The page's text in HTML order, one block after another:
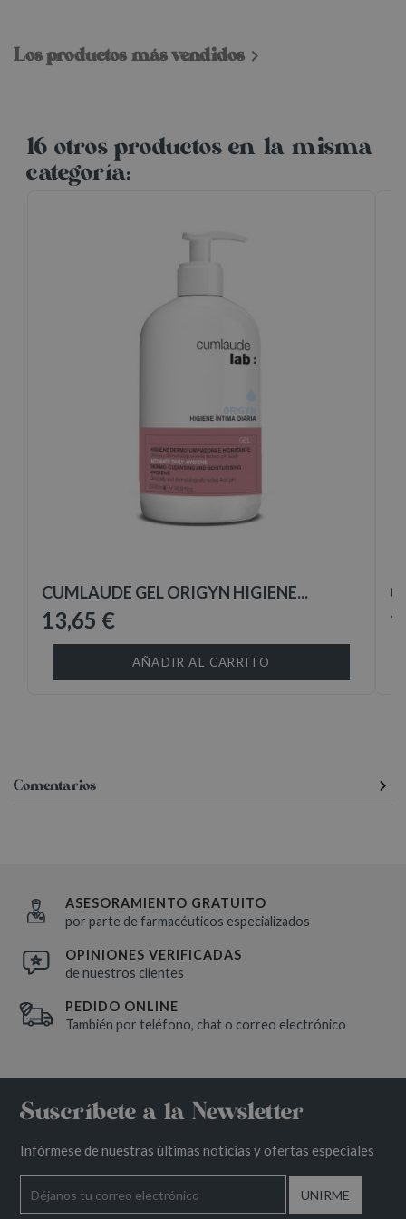
Los productos más vendidos
16 otros productos en la misma
categoría:
CUMLAUDE GEL ORIGYN HIGIENE...
13,65 €
AÑADIR AL CARRITO
Comentarios
ASESORAMIENTO GRATUITO
por parte de farmacéuticos especializados
OPINIONES VERIFICADAS
de nuestros clientes
PEDIDO ONLINE
También por teléfono, chat o correo electrónico
Suscríbete a la Newsletter
Infórmese de nuestras últimas noticias y ofertas especiales